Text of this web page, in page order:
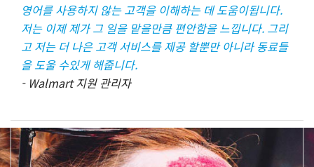
영어를 사용하지 않는 고객을 이해하는 데 도움이됩니다.
저는 이제 제가 그 일을 맡을만큼 편안함을 느낍니다. 그리
고 저는 더 나은 고객 서비스를 제공 할뿐만 아니라 동료들
을 도울 수있게 해줍니다.
- Walmart 지원 관리자